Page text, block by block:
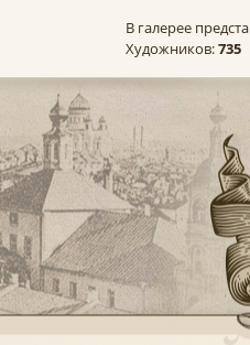
В галерее
Художников:735